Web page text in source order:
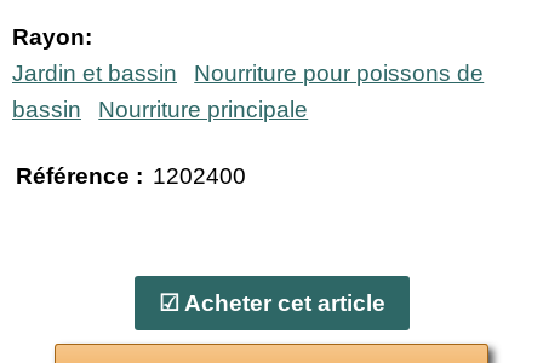
Rayon:
Jardin et bassin
Nourriture pour poissons de
bassin
Nourriture principale
Référence : 1202400
☑ Acheter cet article